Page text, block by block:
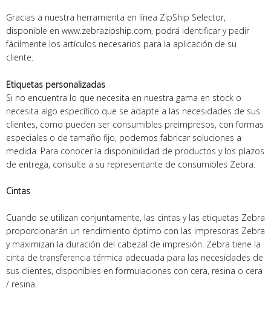
Gracias a nuestra herramienta en línea ZipShip Selector,
disponible en www.zebrazipship.com, podrá identificar y pedir
fácilmente los artículos necesarios para la aplicación de su
cliente.
Etiquetas personalizadas
Si no encuentra lo que necesita en nuestra gama en stock o
necesita algo específico que se adapte a las necesidades de sus
clientes, como pueden ser consumibles preimpresos, con formas
especiales o de tamaño fijo, podemos fabricar soluciones a
medida. Para conocer la disponibilidad de productos y los plazos
de entrega, consulte a su representante de consumibles Zebra.
Cintas
Cuando se utilizan conjuntamente, las cintas y las etiquetas Zebra
proporcionarán un rendimiento óptimo con las impresoras Zebra
y maximizan la duración del cabezal de impresión. Zebra tiene la
cinta de transferencia térmica adecuada para las necesidades de
sus clientes, disponibles en formulaciones con cera, resina o cera
/ resina.